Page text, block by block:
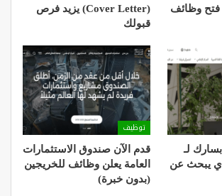
فتح وظائف
(Cover Letter) يزيد فرص
قبولك
لـ
يبحث عن
توظيف
قدم الآن صندوق الاستثمارات
العامة يعلن وظائف للخريجين
(بدون خبرة)